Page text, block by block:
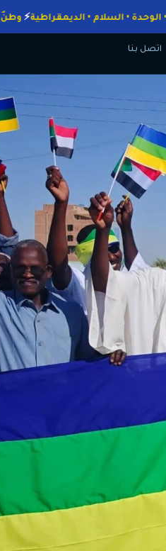
الحرية • الوحدة • السلام • الديمقراطية
اتصل بنا